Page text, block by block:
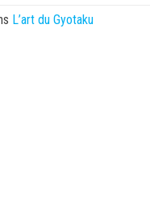
L’art du Gyotaku